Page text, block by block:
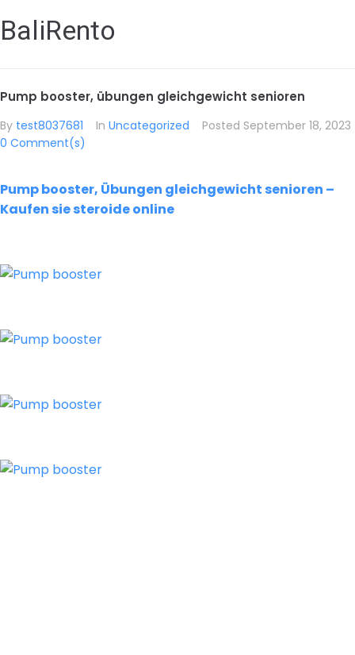
BaliRento
Pump booster, übungen gleichgewicht senioren
By test8037681 In Uncategorized Posted September 18, 2023
0 Comment(s)
Pump booster, Übungen gleichgewicht senioren –
Kaufen sie steroide online